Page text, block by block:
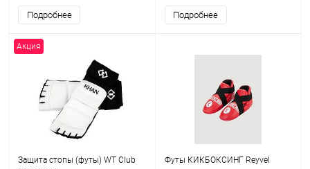
Подробнее Подробнее
Акция
Защита стопы (футы) WT Club
Футы КИКБОКСИНГ Reyvel